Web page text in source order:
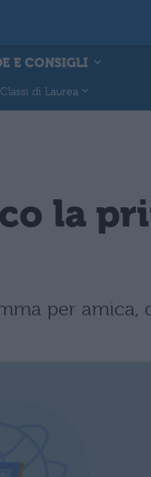
E CONSIGLI
Classi di Laurea
la
per amica,